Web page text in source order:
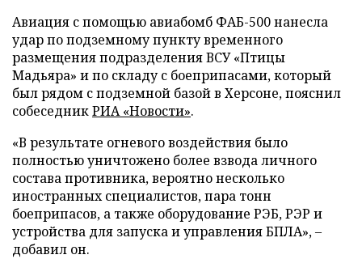
Авиация с помощью авиабомб ФАБ-500 нанесла
удар по подземному пункту временного
размещения подразделения ВСУ «Птицы
Мадьяра» и по складу с боеприпасами, который
был рядом с подземной базой в Херсоне, пояснил
собеседникРИА «Новости».
«В результате огневого воздействия было
полностью уничтожено более взвода личного
состава противника, вероятно несколько
иностранных специалистов, пара тонн
боеприпасов, а также оборудование РЭБ, РЭР и
устройства для запуска и управления БПЛА», –
добавил он.